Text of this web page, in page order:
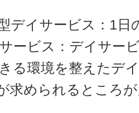
デイサービス：1日
ービス：デイサー
る環境を整えたデ
求められるところ